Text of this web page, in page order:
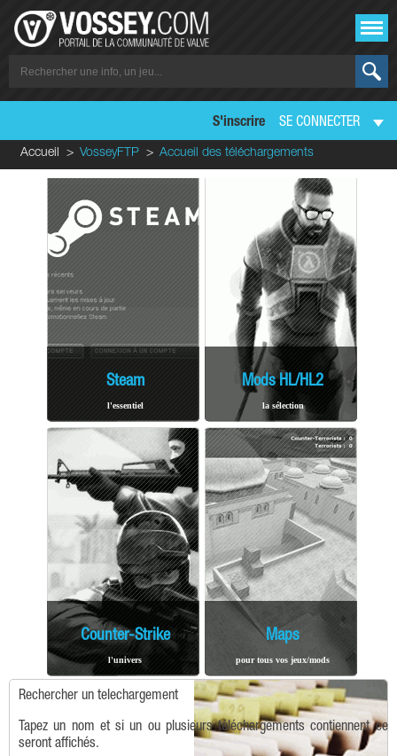
S'inscrire SE CONNECTER
Accueil VosseyFTP Accueil des téléchargements
Steam
l'essentiel
Mods HL/HL2
la sélection
Counter-Strike
l'univers
Maps
pour tous vos jeux/mods
Rechercher un telechargement
Tapez un nom et si un ou plusieurs téléchargements contiennent ce
seront affichés.